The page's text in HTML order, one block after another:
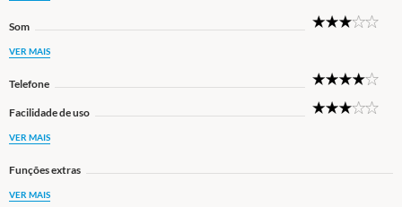
Som
VER MAIS
Telefone
Facilidade de uso
VER MAIS
Funções extras
VER MAIS